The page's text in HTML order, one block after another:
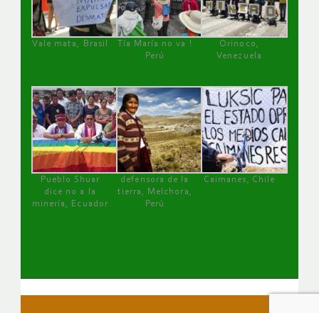
Vale mata, Brasil
Tía María no va !
Perú
Orinoco,
Venezuela
Pueblo Shuar
dice no a la
minería, Ecuador
defensora de la
tierra, Melchora,
Perú
Caimanes, Chile